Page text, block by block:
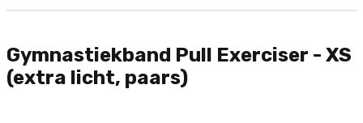
Over ons
Contact
Gymnastiekband Pull Exerciser - XS
(extra licht, paars)